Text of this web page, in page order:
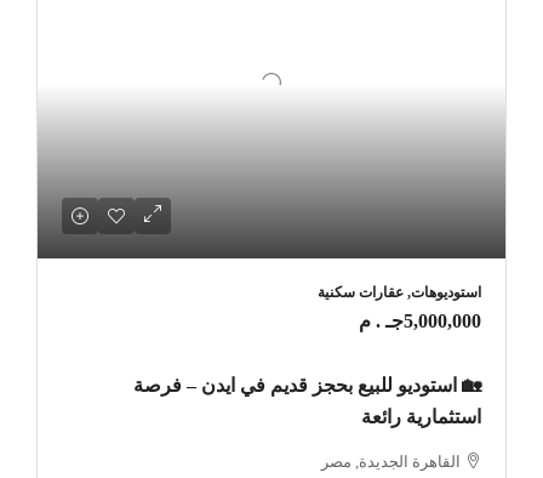
استوديوهات, عقارات سكنية
5,000,000جـ . م
🏡 استوديو للبيع بحجز قديم في ايدن – فرصة
استثمارية رائعة
القاهرة الجديدة, مصر